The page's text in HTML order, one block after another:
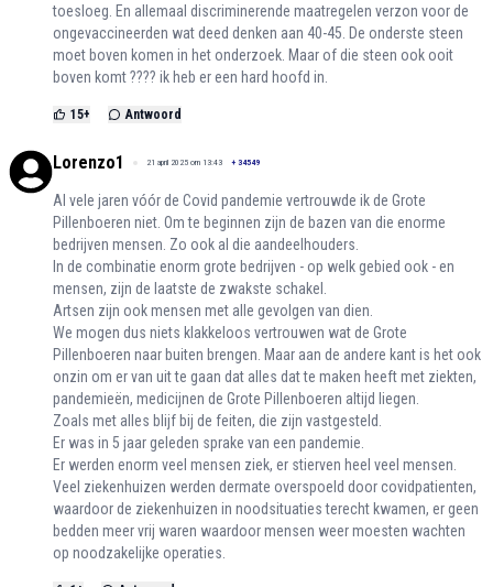
toesloeg. En allemaal discriminerende maatregelen verzon voor de
ongevaccineerden wat deed denken aan 40-45. De onderste steen
moet boven komen in het onderzoek. Maar of die steen ook ooit
boven komt ???? ik heb er een hard hoofd in.
15+ Antwoord
Lorenzo1 21 april 2025 om 13:43 + 34549
Al vele jaren vóór de Covid pandemie vertrouwde ik de Grote
Pillenboeren niet. Om te beginnen zijn de bazen van die enorme
bedrijven mensen. Zo ook al die aandeelhouders.
In de combinatie enorm grote bedrijven - op welk gebied ook - en
mensen, zijn de laatste de zwakste schakel.
Artsen zijn ook mensen met alle gevolgen van dien.
We mogen dus niets klakkeloos vertrouwen wat de Grote
Pillenboeren naar buiten brengen. Maar aan de andere kant is het ook
onzin om er van uit te gaan dat alles dat te maken heeft met ziekten,
pandemieën, medicijnen de Grote Pillenboeren altijd liegen.
Zoals met alles blijf bij de feiten, die zijn vastgesteld.
Er was in 5 jaar geleden sprake van een pandemie.
Er werden enorm veel mensen ziek, er stierven heel veel mensen.
Veel ziekenhuizen werden dermate overspoeld door covidpatienten,
waardoor de ziekenhuizen in noodsituaties terecht kwamen, er geen
bedden meer vrij waren waardoor mensen weer moesten wachten
op noodzakelijke operaties.